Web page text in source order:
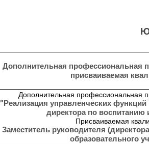
Дополнительная профессиональная
присваиваемая
Дополнительная профессиональная
"Реализация управленческих функций
директора по воспитанию
Присваиваемая
Заместитель руководителя
образовательного